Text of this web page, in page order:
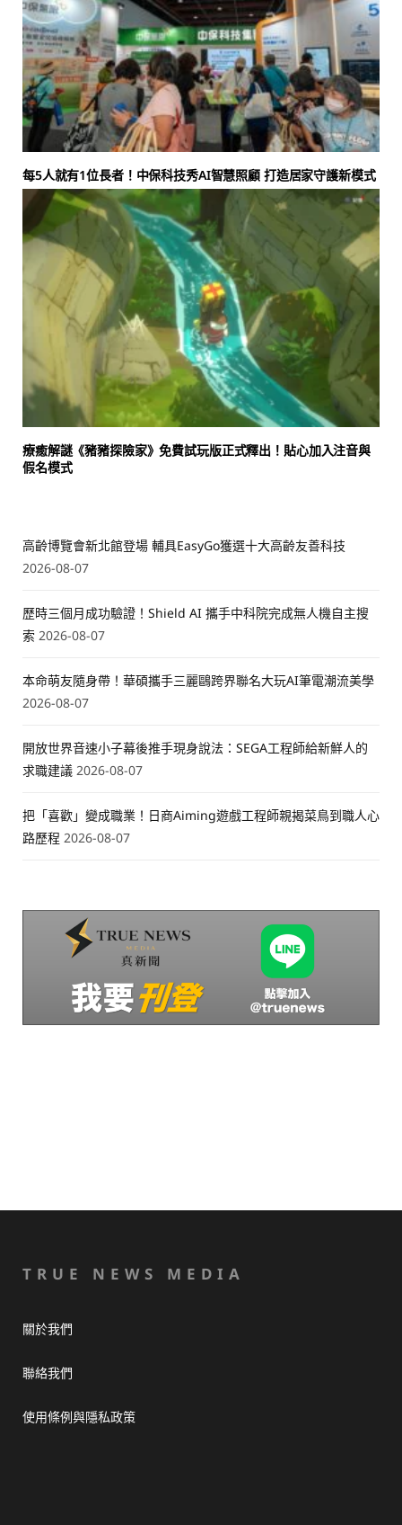
每5人就有1位長者！中保科技秀AI智慧照顧 打造居家守護新模式
療癒解謎《豬豬探險家》免費試玩版正式釋出！貼心加入注音與
假名模式
高齡博覽會新北館登場 輔具EasyGo獲選十大高齡友善科技
2026-08-07
歷時三個月成功驗證！Shield AI 攜手中科院完成無人機自主搜
索 2026-08-07
本命萌友隨身帶！華碩攜手三麗鷗跨界聯名大玩AI筆電潮流美學
2026-08-07
開放世界音速小子幕後推手現身說法：SEGA工程師給新鮮人的
求職建議 2026-08-07
把「喜歡」變成職業！日商Aiming遊戲工程師親揭菜鳥到職人心
路歷程 2026-08-07
TRUE NEWS MEDIA
關於我們
聯絡我們
使用條例與隱私政策